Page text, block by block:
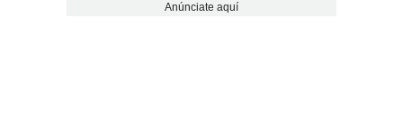
Anúnciate aquí